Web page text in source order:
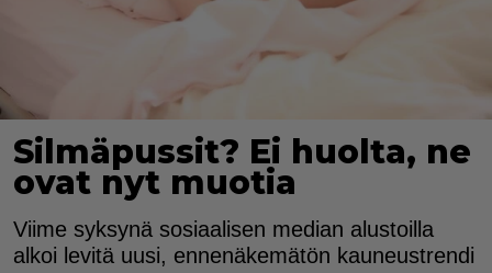
Silmäpussit? Ei huolta, ne
ovat nyt muotia
Viime syksynä sosiaalisen median alustoilla
alkoi levitä uusi, ennenäkemätön kauneustrendi